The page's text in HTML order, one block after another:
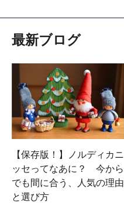
最新ブログ
【保存版！】ノルディカニ
ッセってなあに？ 今から
でも間に合う、人気の理由
と選び方